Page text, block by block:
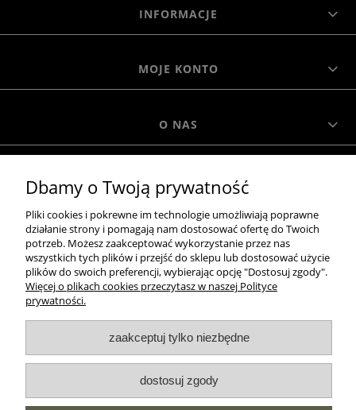
INFORMACJE
MOJE KONTO
O NAS
MOROWO
WSZELKIE PRAWA ZASTRZEŻONE MOROWO © 2018
realizacja:
pokaż pełną wersję strony
NASZE ODZNAKI
Dbamy o Twoją prywatność
Pliki cookies i pokrewne im technologie umożliwiają poprawne
działanie strony i pomagają nam dostosować ofertę do Twoich
potrzeb. Możesz zaakceptować wykorzystanie przez nas
wszystkich tych plików i przejść do sklepu lub dostosować użycie
plików do swoich preferencji, wybierając opcję "Dostosuj zgody".
Więcej o plikach cookies przeczytasz w naszej Polityce
prywatności.
zaakceptuj tylko niezbędne
dostosuj zgody